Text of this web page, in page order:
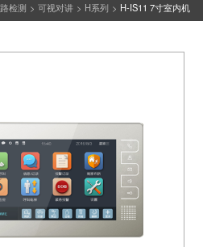
检测 > 可视对讲 > H系列 > H-IS11 7寸室内机